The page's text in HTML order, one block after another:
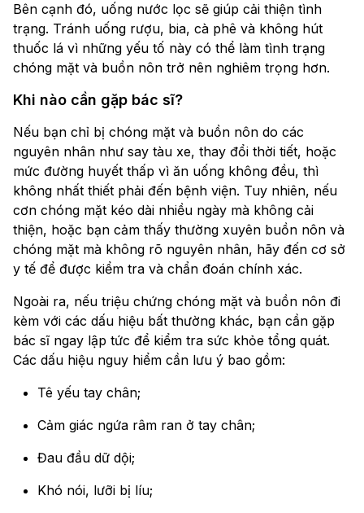
Bên cạnh đó, uống nước lọc sẽ giúp cải thiện tình
trạng. Tránh uống rượu, bia, cà phê và không hút
thuốc lá vì những yếu tố này có thể làm tình trạng
chóng mặt và buồn nôn trở nên nghiêm trọng hơn.
Khi nào cần gặp bác sĩ?
Nếu bạn chỉ bị chóng mặt và buồn nôn do các
nguyên nhân như say tàu xe, thay đổi thời tiết, hoặc
mức đường huyết thấp vì ăn uống không đều, thì
không nhất thiết phải đến bệnh viện. Tuy nhiên, nếu
cơn chóng mặt kéo dài nhiều ngày mà không cải
thiện, hoặc bạn cảm thấy thường xuyên buồn nôn và
chóng mặt mà không rõ nguyên nhân, hãy đến cơ sở
y tế để được kiểm tra và chẩn đoán chính xác.
Ngoài ra, nếu triệu chứng chóng mặt và buồn nôn đi
kèm với các dấu hiệu bất thường khác, bạn cần gặp
bác sĩ ngay lập tức để kiểm tra sức khỏe tổng quát.
Các dấu hiệu nguy hiểm cần lưu ý bao gồm:
Tê yếu tay chân;
Cảm giác ngứa râm ran ở tay chân;
Đau đầu dữ dội;
Khó nói, lưỡi bị líu;